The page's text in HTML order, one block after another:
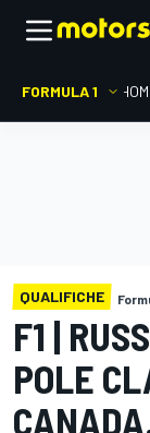
FORMULA 1
QUALIFICHE
F1 |
POLE